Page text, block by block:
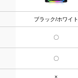
ブラック/ホワイト
〇
〇
×